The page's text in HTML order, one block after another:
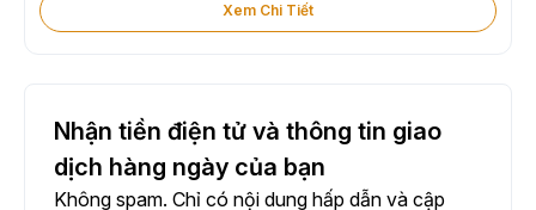
Xem Chi Tiết
Nhận tiền điện tử và thông tin giao
dịch hàng ngày của bạn
Không spam. Chỉ có nội dung hấp dẫn và cập